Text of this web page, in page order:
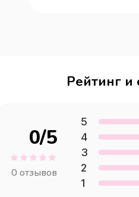
Рейтинг и
0/5
0 отзывов
5
4
3
2
1